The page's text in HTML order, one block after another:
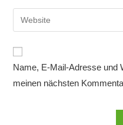
zum
Kommentieren
ein
E-
Mail-
Kommentieren
ein
Gib
deine
URL
ein
(optional)
Name, E-Mail-Adresse und
meinen nächsten